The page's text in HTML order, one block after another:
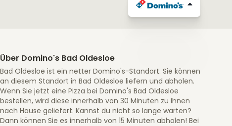
Über Domino's Bad Oldesloe
Bad Oldesloe ist ein netter Domino's-Standort. Sie können
an diesem Standort in Bad Oldesloe liefern und abholen.
Wenn Sie jetzt eine Pizza bei Domino's Bad Oldesloe
bestellen, wird diese innerhalb von 30 Minuten zu Ihnen
nach Hause geliefert. Kannst du nicht so lange warten?
Dann können Sie es innerhalb von 15 Minuten abholen! Bei